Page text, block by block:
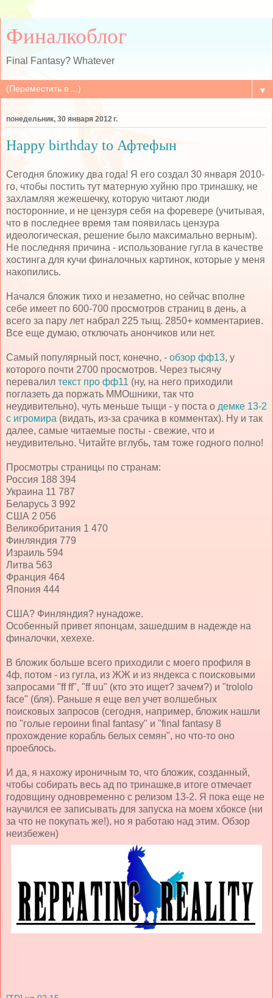
Финалкоблог
Final Fantasy? Whatever
▼
понедельник, 30 января 2012 г.
Happy birthday to Афтефын
Сегодня бложику два года! Я его создал 30 января 2010-
го, чтобы постить тут матерную хуйню про тринашку, не
захламляя жежешечку, которую читают люди
посторонние, и не цензуря себя на форевере (учитывая,
что в последнее время там появилась цензура
идеологическая, решение было максимально верным).
Не последняя причина - использование гугла в качестве
хостинга для кучи финалочных картинок, которые у меня
накопились.
Начался бложик тихо и незаметно, но сейчас вполне
себе имеет по 600-700 просмотров страниц в день, а
всего за пару лет набрал 225 тыщ. 2850+ комментариев.
Все еще думаю, отключать анончиков или нет.
Самый популярный пост, конечно, - обзор фф13, у
которого почти 2700 просмотров. Через тысячу
перевалил текст про фф11 (ну, на него приходили
поглазеть да поржать ММОшники, так что
неудивительно), чуть меньше тыщи - у поста о демке 13-2
с игромира (видать, из-за срачика в комментах). Ну и так
далее, самые читаемые посты - свежие, что и
неудивительно. Читайте вглубь, там тоже годного полно!
Просмотры страницы по странам:
Россия 188 394
Украина 11 787
Беларусь 3 992
США 2 056
Великобритания 1 470
Финляндия 779
Израиль 594
Литва 563
Франция 464
Япония 444
США? Финляндия? нунадоже.
Особенный привет японцам, зашедшим в надежде на
финалочки, хехехе.
В бложик больше всего приходили с моего профиля в
4ф, потом - из гугла, из ЖЖ и из яндекса с поисковыми
запросами "ff ff", "ff uu" (кто это ищет? зачем?) и "trololo
face" (бля). Раньше я еще вел учет волшебных
поисковых запросов (сегодня, например, бложик нашли
по "голые героини final fantasy" и "final fantasy 8
прохождение корабль белых семян", но что-то оно
проеблось.
И да, я нахожу ироничным то, что бложик, созданный,
чтобы собирать весь ад по тринашке,в итоге отмечает
годовщину одновременно с релизом 13-2. Я пока еще не
научился ее записывать для запуска на моем хбоксе (ни
за что не покупать же!), но я работаю над этим. Обзор
неизбежен)